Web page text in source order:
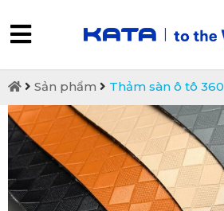
Sản phẩm Thảm sàn ô tô 360